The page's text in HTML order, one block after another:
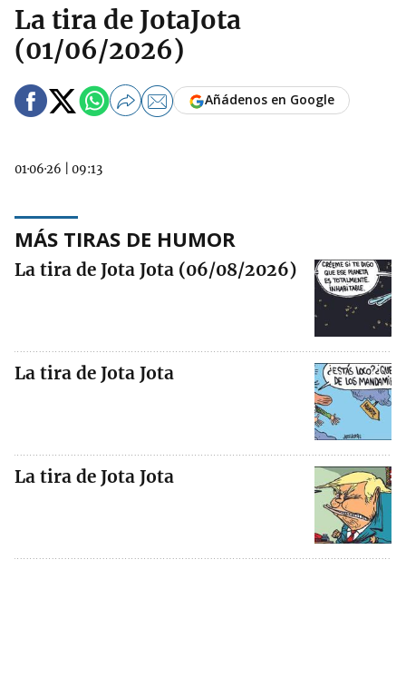
La tira de JotaJota
(01/06/2026)
01·06·26 09:13
Añádenos en Google
MÁS TIRAS DE HUMOR
La tira de Jota Jota (06/08/2026)
La tira de Jota Jota
La tira de Jota Jota